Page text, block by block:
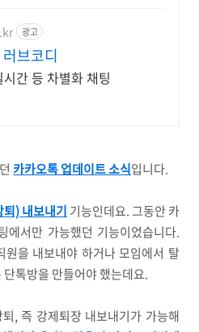
광고
브코디
간 등 차별화 채팅
카카오톡 업데이트 소식입니다.
) 내보내기 기능인데요. 그동안 카
에서만 가능했던 기능이었습니다.
을 내보내야 하거나 모임에서 탈
톡방을 만들어야 했는데요.
, 즉 강제퇴장 내보내기가 가능해